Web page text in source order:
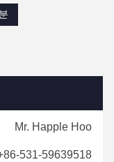
Mr. Happle Hoo
531-59639518